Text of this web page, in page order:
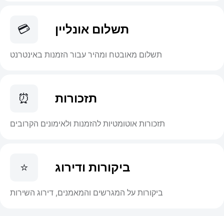
💳 תשלום אונליין
תשלום מאובטח ומהיר עבור הזמנות באינטרנט
⏰ תזכורות
תזכורות אוטומטיות להזמנות ולאימונים הקרובים
⭐ ביקורות ודירוג
ביקורות על המגרשים והמאמנים, דירוג השירות